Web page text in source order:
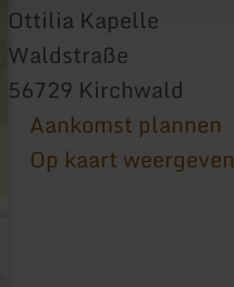
Ottilia Kapelle
Waldstraße
56729 Kirchwald
Aankomst plannen
Op kaart weergeven